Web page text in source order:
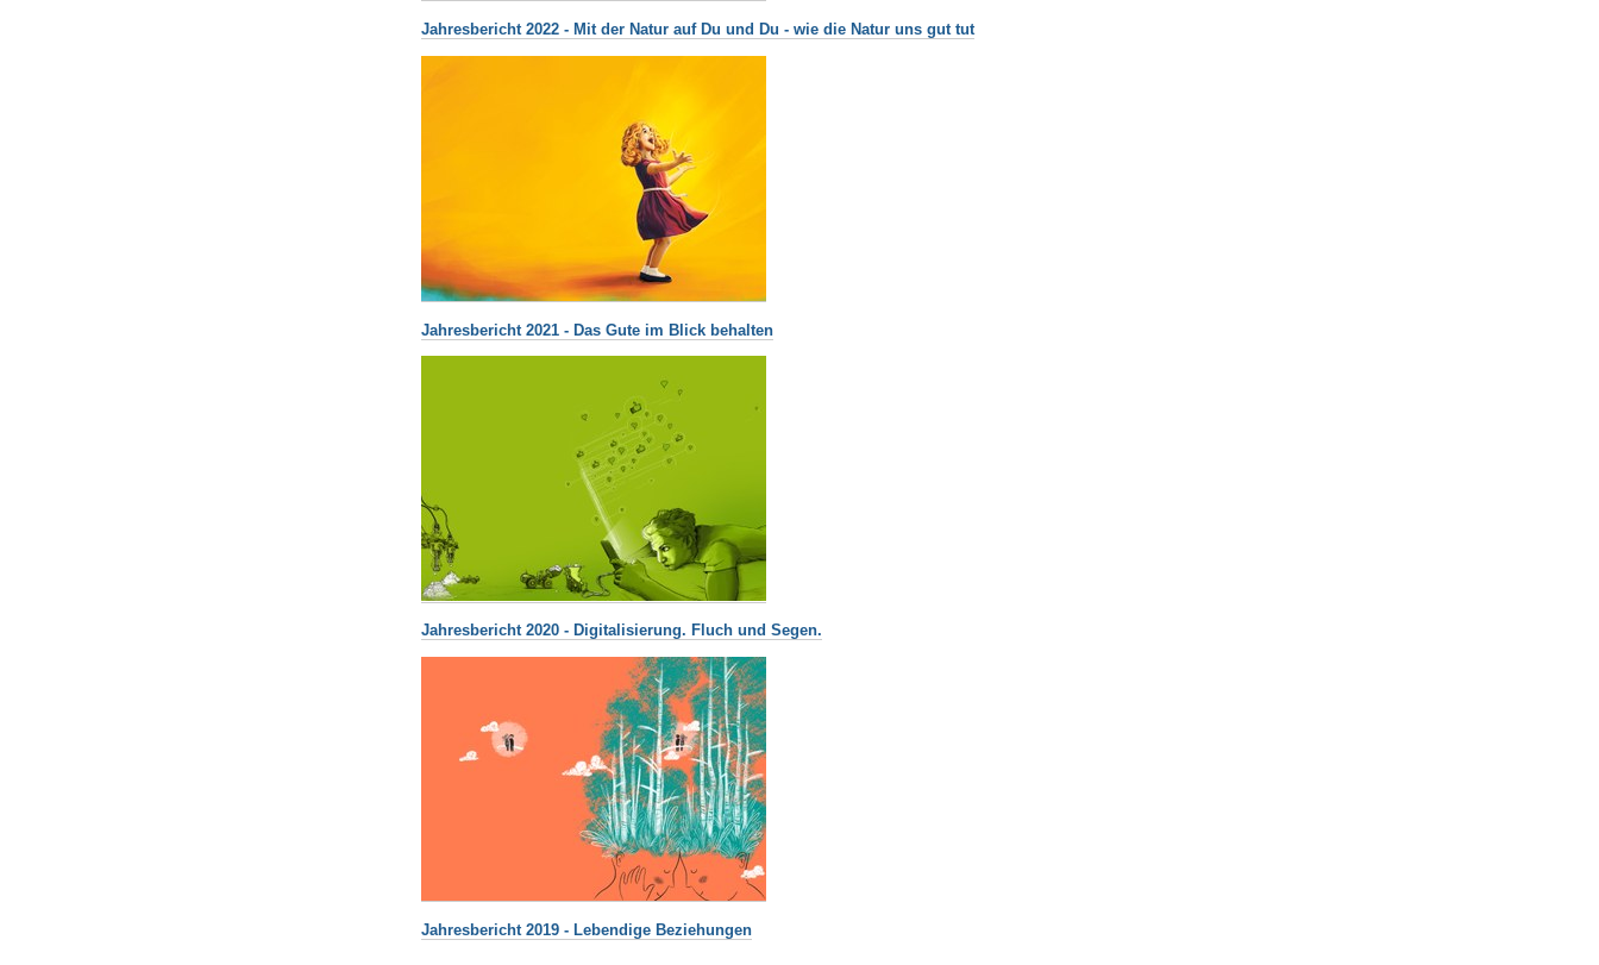
Jahresbericht 2022 - Mit der Natur auf Du und Du - wie die Natur uns gut tut
Jahresbericht 2021 - Das Gute im Blick behalten
Jahresbericht 2020 - Digitalisierung. Fluch und Segen.
Jahresbericht 2019 - Lebendige Beziehungen